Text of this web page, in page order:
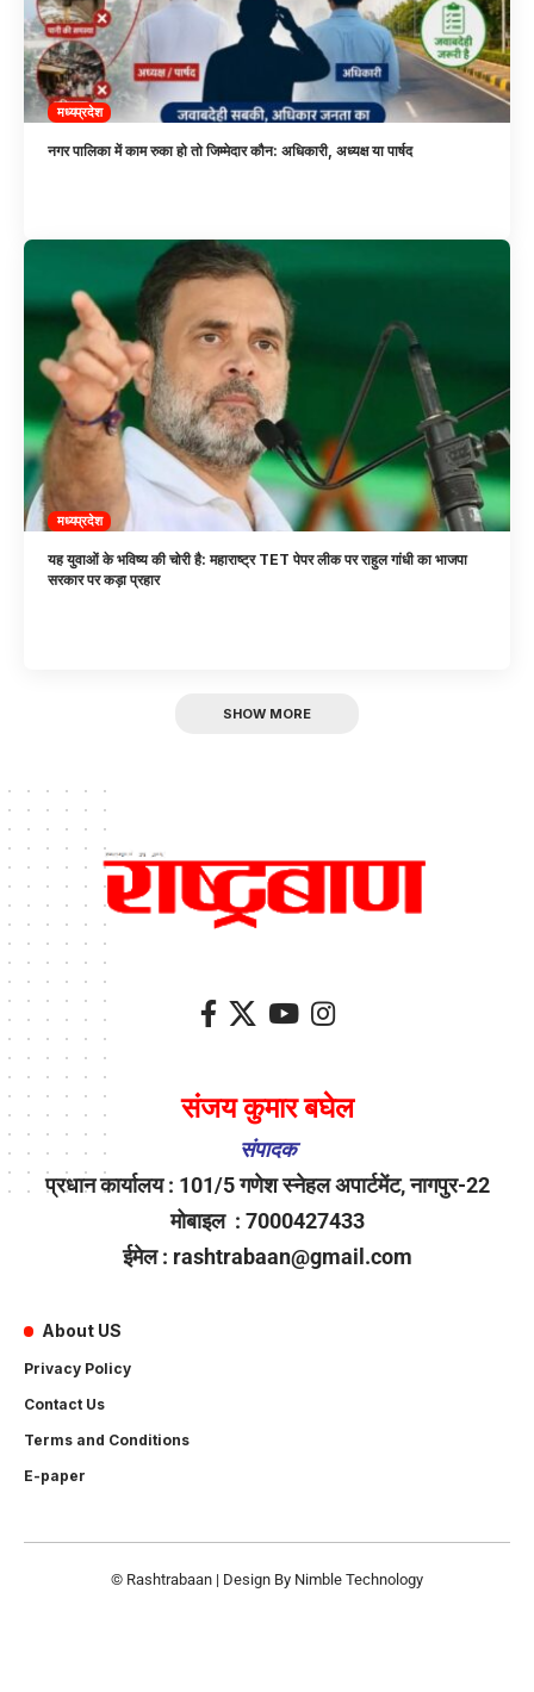
मध्यप्रदेश
नगर पालिका में काम रुका हो तो जिम्मेदार कौन: अधिकारी, अध्यक्ष या पार्षद
मध्यप्रदेश
यह युवाओं के भविष्य की चोरी है: महाराष्ट्र TET पेपर लीक पर राहुल गांधी का भाजपा
सरकार पर कड़ा प्रहार
SHOW MORE
संजय कुमार बघेल
संपादक
प्रधान कार्यालय : 101/5 गणेश स्नेहल अपार्टमेंट, नागपुर-22
मोबाइल : 7000427433
ईमेल : rashtrabaan@gmail.com
About US
Privacy Policy
Contact Us
Terms and Conditions
E-paper
© Rashtrabaan | Design By Nimble Technology